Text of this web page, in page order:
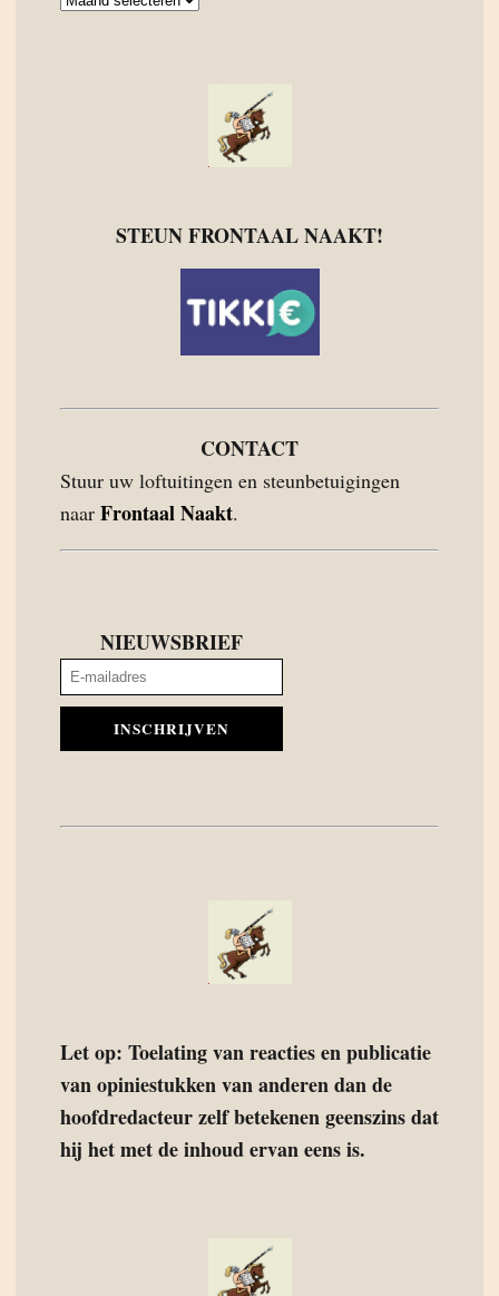
STEUN FRONTAAL NAAKT!
CONTACT
Stuur uw loftuitingen en steunbetuigingen
naar Frontaal Naakt.
NIEUWSBRIEF
INSCHRIJVEN
Let op: Toelating van reacties en publicatie
van opiniestukken van anderen dan de
hoofdredacteur zelf betekenen geenszins dat
hij het met de inhoud ervan eens is.